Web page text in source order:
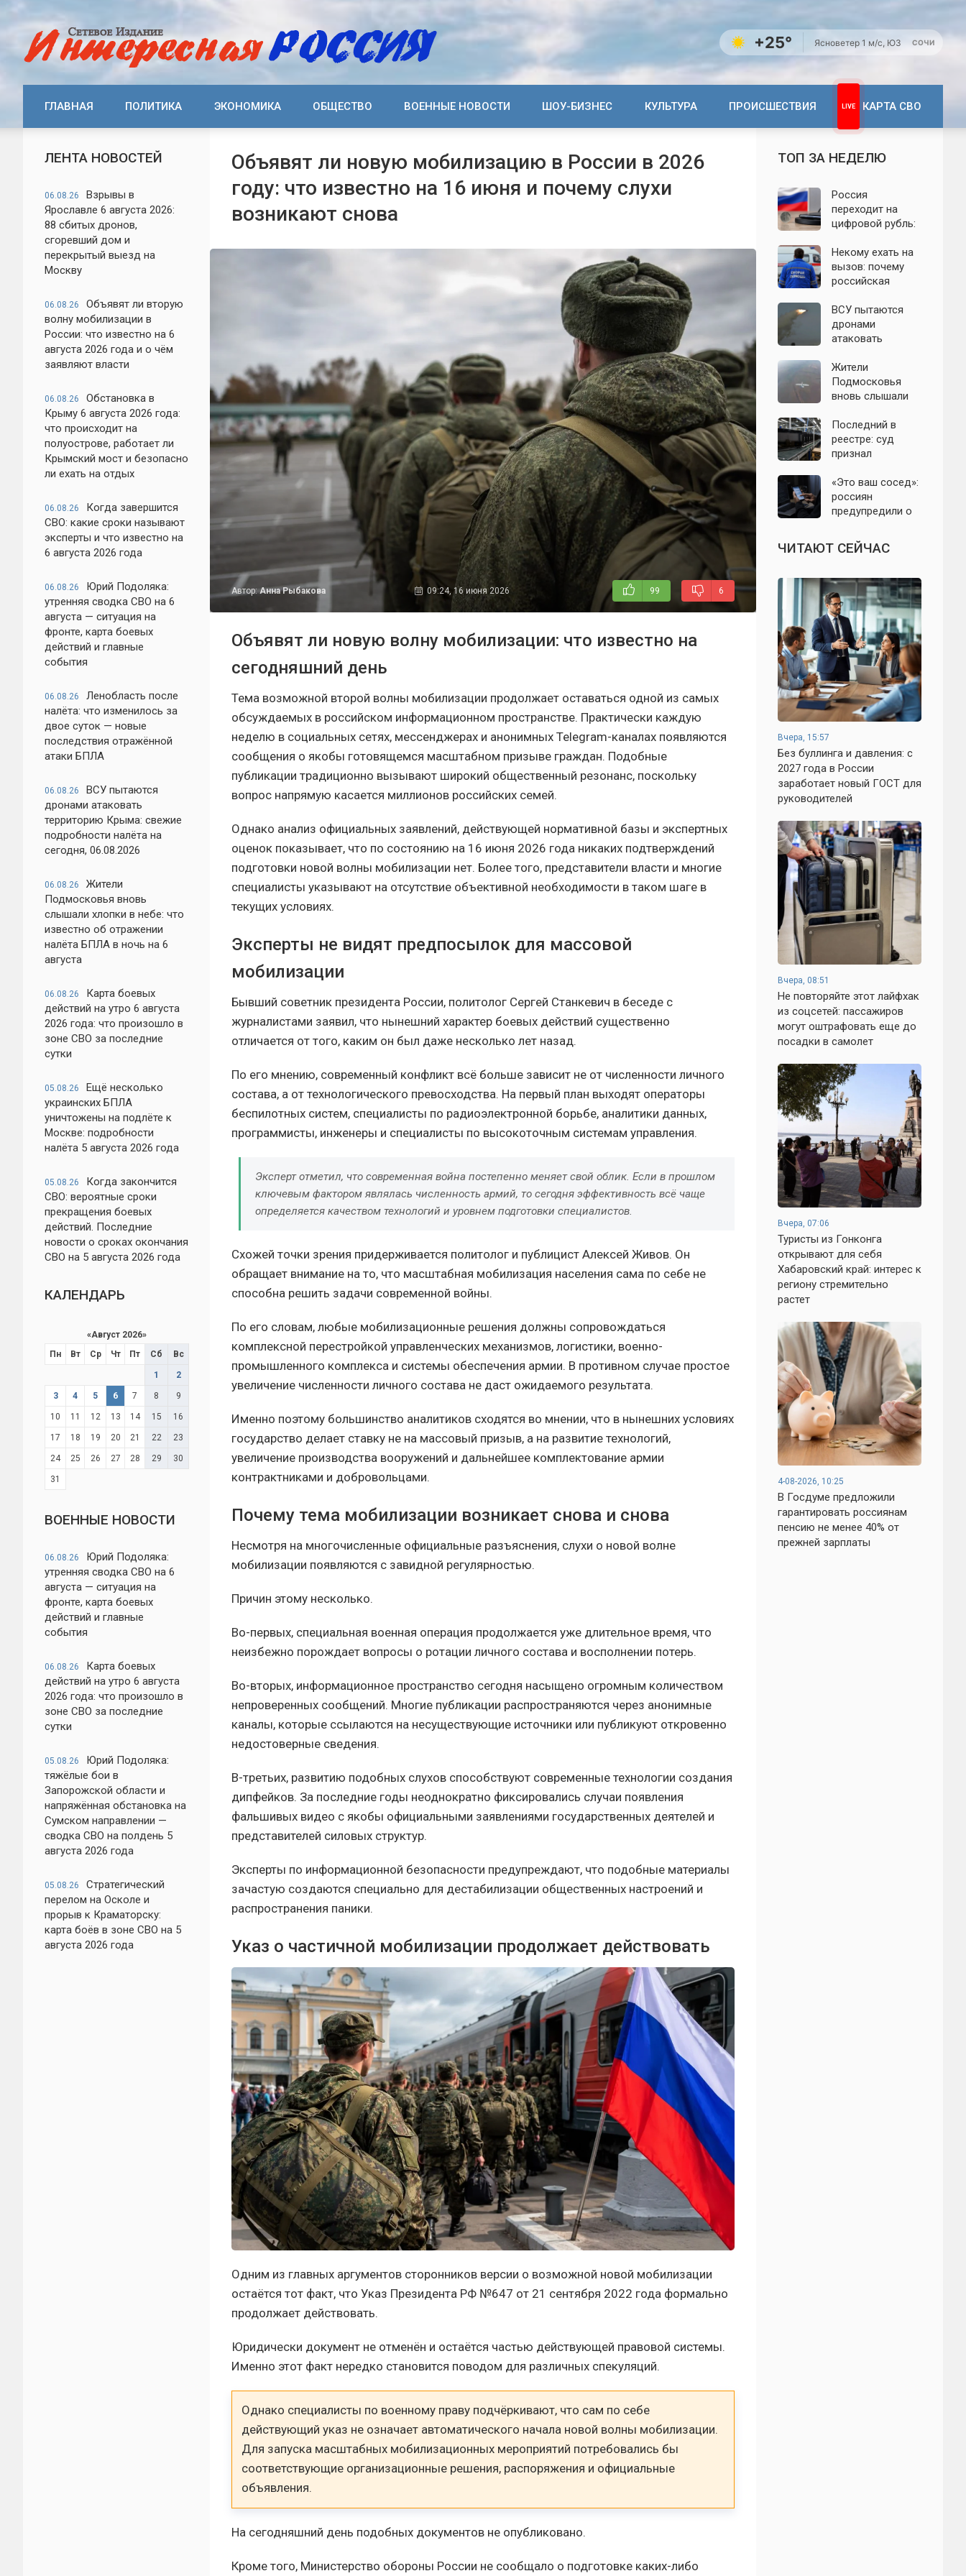
+25° Ясноветер 1 м/с, ЮЗ СОЧИ
ГЛАВНАЯ ПОЛИТИКА ЭКОНОМИКА ОБЩЕСТВО ВОЕННЫЕ НОВОСТИ ШОУ-БИЗНЕС КУЛЬТУРА ПРОИСШЕСТВИЯ КАРТА СВО
ЛЕНТА НОВОСТЕЙ
06.08.26
Взрывы в
Ярославле 6 августа 2026:
88 сбитых дронов,
сгоревший дом и
перекрытый выезд на
Москву
06.08.26
Объявят ли вторую
волну мобилизации в
России: что известно на 6
августа 2026 года и о чём
заявляют власти
06.08.26
Обстановка в
Крыму 6 августа 2026 года:
что происходит на
полуострове, работает ли
Крымский мост и безопасно
ли ехать на отдых
06.08.26
Когда завершится
СВО: какие сроки называют
эксперты и что известно на
6 августа 2026 года
06.08.26
Юрий Подоляка:
утренняя сводка СВО на 6
августа — ситуация на
фронте, карта боевых
действий и главные
события
06.08.26
Ленобласть после
налёта: что изменилось за
двое суток — новые
последствия отражённой
атаки БПЛА
06.08.26
ВСУ пытаются
дронами атаковать
территорию Крыма: свежие
подробности налёта на
сегодня, 06.08.2026
06.08.26
Жители
Подмосковья вновь
слышали хлопки в небе: что
известно об отражении
налёта БПЛА в ночь на 6
августа
06.08.26
Карта боевых
действий на утро 6 августа
2026 года: что произошло в
зоне СВО за последние
сутки
05.08.26
Ещё несколько
украинских БПЛА
уничтожены на подлёте к
Москве: подробности
налёта 5 августа 2026 года
05.08.26
Когда закончится
СВО: вероятные сроки
прекращения боевых
действий. Последние
новости о сроках окончания
СВО на 5 августа 2026 года
КАЛЕНДАРЬ
«Август 2026»
Пн
Вт Ср Чт Пт Сб Вс
1 2
3 4 5 6 7 8 9
10 11 12 13 14 15 16
17 18 19 20 21 22 23
24 25 26 27 28 29 30
31
ВОЕННЫЕ НОВОСТИ
06.08.26
Юрий Подоляка:
утренняя сводка СВО на 6
августа — ситуация на
фронте, карта боевых
действий и главные
события
06.08.26
Карта боевых
действий на утро 6 августа
2026 года: что произошло в
зоне СВО за последние
сутки
05.08.26
Юрий Подоляка:
тяжёлые бои в
Запорожской области и
напряжённая обстановка на
Сумском направлении —
сводка СВО на полдень 5
августа 2026 года
05.08.26
Стратегический
перелом на Осколе и
прорыв к Краматорску:
карта боёв в зоне СВО на 5
августа 2026 года
Объявят ли новую мобилизацию в России в 2026
году: что известно на 16 июня и почему слухи
возникают снова
Автор:Анна Рыбакова 09:24, 16 июня 2026 99 6
Объявят ли новую волну мобилизации: что известно на
сегодняшний день
Тема возможной второй волны мобилизации продолжает оставаться одной из самых
обсуждаемых в российском информационном пространстве. Практически каждую
неделю в социальных сетях, мессенджерах и анонимных Telegram-каналах появляются
сообщения о якобы готовящемся масштабном призыве граждан. Подобные
публикации традиционно вызывают широкий общественный резонанс, поскольку
вопрос напрямую касается миллионов российских семей.
Однако анализ официальных заявлений, действующей нормативной базы и экспертных
оценок показывает, что по состоянию на 16 июня 2026 года никаких подтверждений
подготовки новой волны мобилизации нет. Более того, представители власти и многие
специалисты указывают на отсутствие объективной необходимости в таком шаге в
текущих условиях.
Эксперты не видят предпосылок для массовой
мобилизации
Бывший советник президента России, политолог Сергей Станкевич в беседе с
журналистами заявил, что нынешний характер боевых действий существенно
отличается от того, каким он был даже несколько лет назад.
По его мнению, современный конфликт всё больше зависит не от численности личного
состава, а от технологического превосходства. На первый план выходят операторы
беспилотных систем, специалисты по радиоэлектронной борьбе, аналитики данных,
программисты, инженеры и специалисты по высокоточным системам управления.
Эксперт отметил, что современная война постепенно меняет свой облик. Если в прошлом
ключевым фактором являлась численность армий, то сегодня эффективность всё чаще
определяется качеством технологий и уровнем подготовки специалистов.
Схожей точки зрения придерживается политолог и публицист Алексей Живов. Он
обращает внимание на то, что масштабная мобилизация населения сама по себе не
способна решить задачи современной войны.
По его словам, любые мобилизационные решения должны сопровождаться
комплексной перестройкой управленческих механизмов, логистики, военно-
промышленного комплекса и системы обеспечения армии. В противном случае простое
увеличение численности личного состава не даст ожидаемого результата.
Именно поэтому большинство аналитиков сходятся во мнении, что в нынешних условиях
государство делает ставку не на массовый призыв, а на развитие технологий,
увеличение производства вооружений и дальнейшее комплектование армии
контрактниками и добровольцами.
Почему тема мобилизации возникает снова и снова
Несмотря на многочисленные официальные разъяснения, слухи о новой волне
мобилизации появляются с завидной регулярностью.
Причин этому несколько.
Во-первых, специальная военная операция продолжается уже длительное время, что
неизбежно порождает вопросы о ротации личного состава и восполнении потерь.
Во-вторых, информационное пространство сегодня насыщено огромным количеством
непроверенных сообщений. Многие публикации распространяются через анонимные
каналы, которые ссылаются на несуществующие источники или публикуют откровенно
недостоверные сведения.
В-третьих, развитию подобных слухов способствуют современные технологии создания
дипфейков. За последние годы неоднократно фиксировались случаи появления
фальшивых видео с якобы официальными заявлениями государственных деятелей и
представителей силовых структур.
Эксперты по информационной безопасности предупреждают, что подобные материалы
зачастую создаются специально для дестабилизации общественных настроений и
распространения паники.
Указ о частичной мобилизации продолжает действовать
Одним из главных аргументов сторонников версии о возможной новой мобилизации
остаётся тот факт, что Указ Президента РФ №647 от 21 сентября 2022 года формально
продолжает действовать.
Юридически документ не отменён и остаётся частью действующей правовой системы.
Именно этот факт нередко становится поводом для различных спекуляций.
Однако специалисты по военному праву подчёркивают, что сам по себе
действующий указ не означает автоматического начала новой волны мобилизации.
Для запуска масштабных мобилизационных мероприятий потребовались бы
соответствующие организационные решения, распоряжения и официальные
объявления.
На сегодняшний день подобных документов не опубликовано.
Кроме того, Министерство обороны России не сообщало о подготовке каких-либо
ТОП ЗА НЕДЕЛЮ
Россия
переходит на
цифровой рубль:
систему сравнили
с моделью СССР
Некому ехать на
вызов: почему
российская
бригады и врачей
ВСУ пытаются
дронами
атаковать
Крыма: свежие
подробности
налёта на
06.08.2026
Жители
Подмосковья
вновь слышали
что известно об
отражении
налёта БПЛА в
Последний в
реестре: суд
признал
единственного
российского
производителя
«Это ваш сосед»:
россиян
предупредили о
мошенников с
опасными
ЧИТАЮТ СЕЙЧАС
Вчера, 15:57
Без буллинга и давления: с
2027 года в России
заработает новый ГОСТ для
руководителей
Вчера, 08:51
Не повторяйте этот лайфхак
из соцсетей: пассажиров
могут оштрафовать еще до
посадки в самолет
Вчера, 07:06
Туристы из Гонконга
открывают для себя
Хабаровский край: интерес к
региону стремительно
растет
4-08-2026, 10:25
В Госдуме предложили
гарантировать россиянам
пенсию не менее 40% от
прежней зарплаты